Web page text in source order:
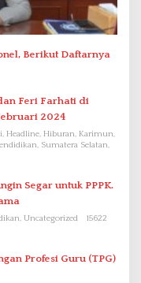
Berikut Daftarnya
Feri Farhati di
2024
Headline, Hiburan, Karimun,
Sumatera Selatan,
Segar untuk PPPK.
Uncategorized
15622
Profesi Guru (TPG)